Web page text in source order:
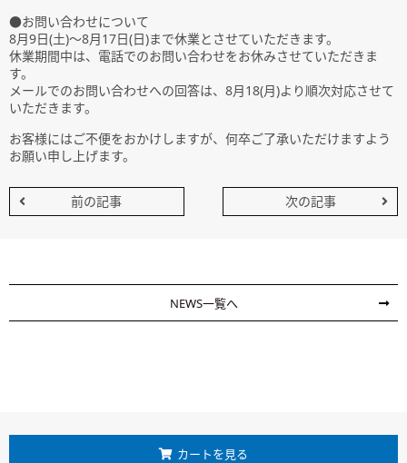
●お問い合わせについて
8月9日(土)～8月17日(日)まで休業とさせていただきます。
休業期間中は、電話でのお問い合わせをお休みさせていただきま
す。
メールでのお問い合わせへの回答は、8月18(月)より順次対応させて
いただきます。
お客様にはご不便をおかけしますが、何卒ご了承いただけますよう
お願い申し上げます。
前の記事 次の記事
NEWS一覧へ
カートを見る